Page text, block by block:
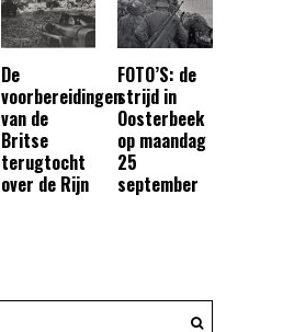
De
voorbereidingen
van de
Britse
terugtocht
over de Rijn
FOTO’S: de
strijd in
Oosterbeek
op maandag
25
september